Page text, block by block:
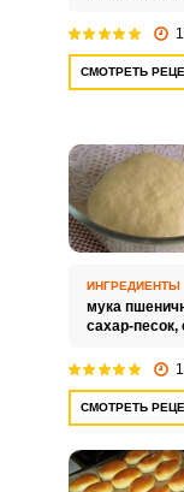
СМОТРЕТЬ
ИНГРЕДИЕНТЫ
мука
сахар-песок,
СМОТРЕТЬ